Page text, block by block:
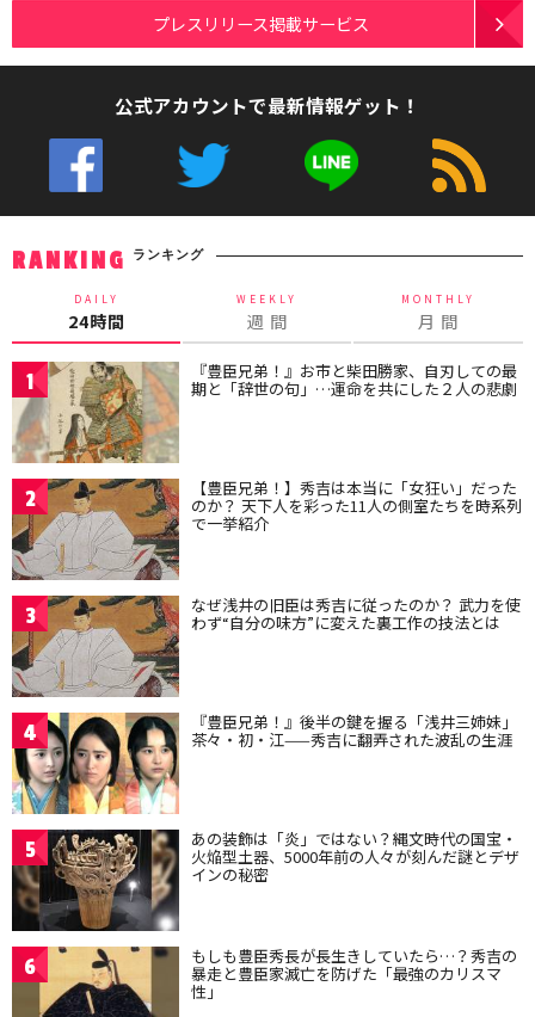
プレスリリース掲載サービス
公式アカウントで最新情報ゲット！
RANKING ランキング
DAILY
24時間
WEEKLY
週 間
MONTHLY
月 間
1 『豊臣兄弟！』お市と柴田勝家、自刃しての最
期と「辞世の句」…運命を共にした２人の悲劇
2 【豊臣兄弟！】秀吉は本当に「女狂い」だった
のか？ 天下人を彩った11人の側室たちを時系列
で一挙紹介
3 なぜ浅井の旧臣は秀吉に従ったのか？ 武力を使
わず“自分の味方”に変えた裏工作の技法とは
4 『豊臣兄弟！』後半の鍵を握る「浅井三姉妹」
茶々・初・江——秀吉に翻弄された波乱の生涯
5 あの装飾は「炎」ではない？縄文時代の国宝・
火焔型土器、5000年前の人々が刻んだ謎とデザ
インの秘密
6 もしも豊臣秀長が長生きしていたら…？秀吉の
暴走と豊臣家滅亡を防げた「最強のカリスマ
性」